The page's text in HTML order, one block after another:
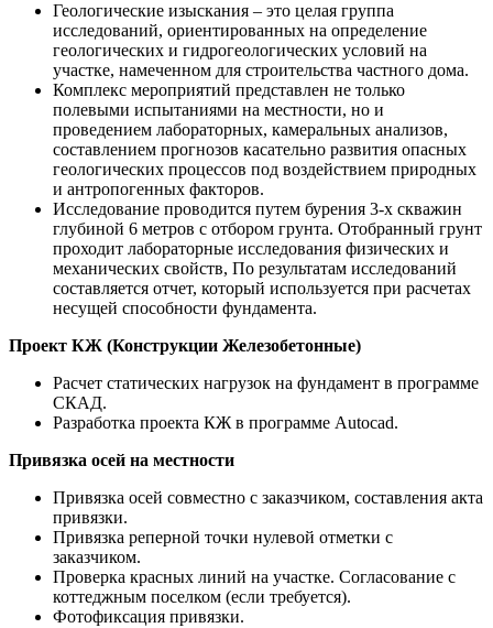
Геологические изыскания – это целая группа
исследований, ориентированных на определение
геологических и гидрогеологических условий на
участке, намеченном для строительства частного дома.
Комплекс мероприятий представлен не только
полевыми испытаниями на местности, но и
проведением лабораторных, камеральных анализов,
составлением прогнозов касательно развития опасных
геологических процессов под воздействием природных
и антропогенных факторов.
Исследование проводится путем бурения 3-х скважин
глубиной 6 метров с отбором грунта. Отобранный грунт
проходит лабораторные исследования физических и
механических свойств, По результатам исследований
составляется отчет, который используется при расчетах
несущей способности фундамента.
Проект КЖ (Конструкции Железобетонные)
Расчет статических нагрузок на фундамент в программе
СКАД.
Разработка проекта КЖ в программе Autocad.
Привязка осей на местности
Привязка осей совместно с заказчиком, составления акта
привязки.
Привязка реперной точки нулевой отметки с
заказчиком.
Проверка красных линий на участке. Согласование с
коттеджным поселком (если требуется).
Фотофиксация привязки.